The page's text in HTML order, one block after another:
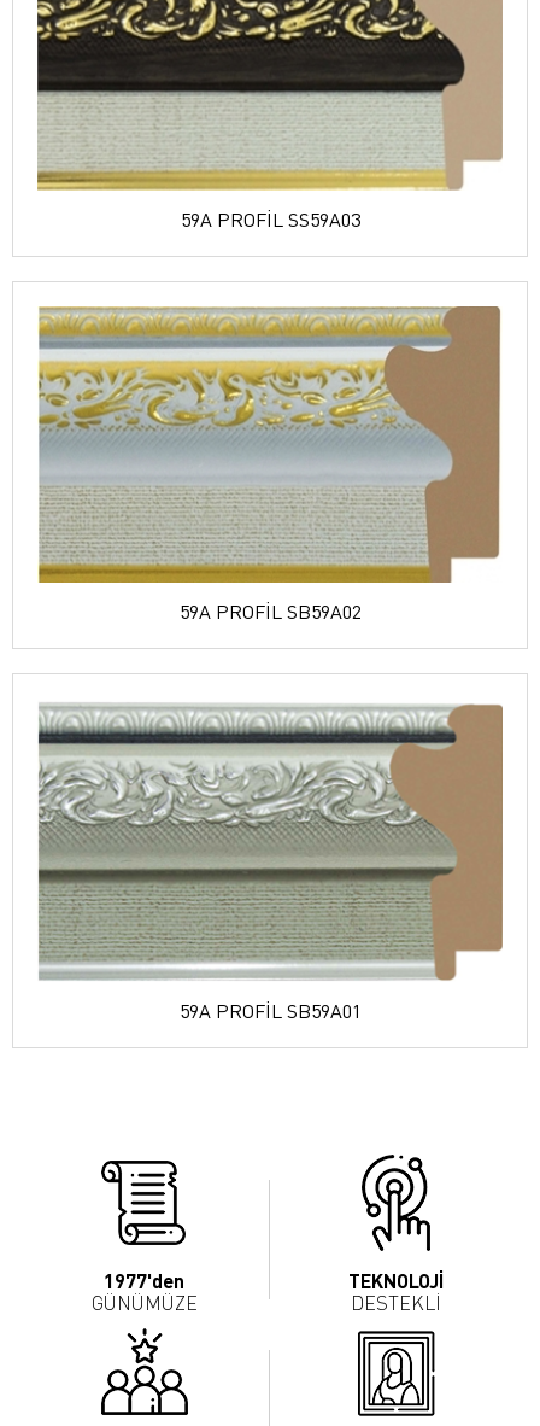
59A PROFİL SS59A03
59A PROFİL SB59A02
59A PROFİL SB59A01
1977'den
GÜNÜMÜZE
TEKNOLOJİ
DESTEKLİ